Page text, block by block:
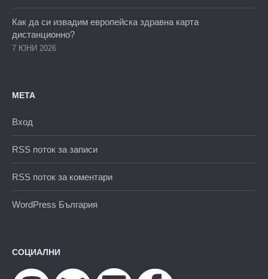
Как да си извадим европейска здравна карта
дистанционно?
7 ЮНИ 2026
МЕТА
Вход
RSS поток за записи
RSS поток за коментари
WordPress България
СОЦИАЛНИ